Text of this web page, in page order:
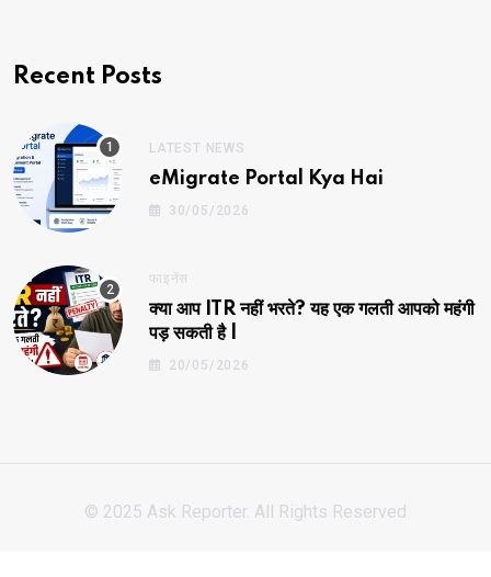
Recent Posts
LATEST NEWS
eMigrate Portal Kya Hai
30/05/2026
फाइनेंस
क्या आप ITR नहीं भरते? यह एक गलती आपको महंगी
पड़ सकती है |
20/05/2026
© 2025 Ask Reporter. All Rights Reserved